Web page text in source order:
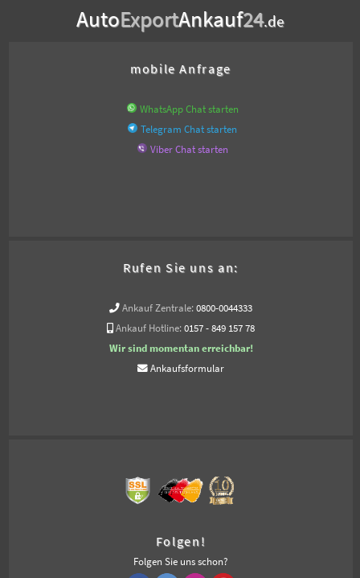
AutoExportAnkauf24.de
mobile Anfrage
WhatsApp Chat starten
Telegram Chat starten
Viber Chat starten
Rufen Sie uns an:
Ankauf Zentrale: 0800-0044333
Ankauf Hotline: 0157 - 849 157 78
Wir sind momentan erreichbar!
Ankaufsformular
Folgen!
Folgen Sie uns schon?